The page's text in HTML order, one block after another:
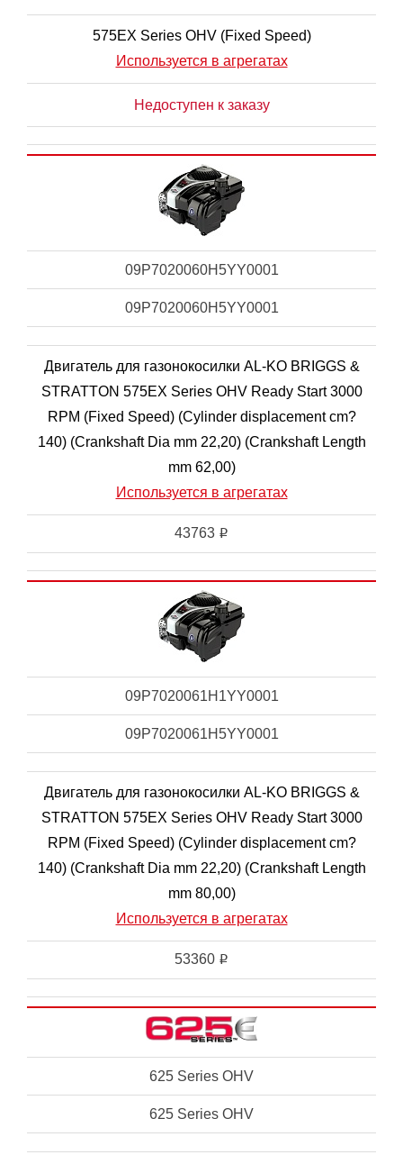
575EX Series OHV (Fixed Speed)
Используется в агрегатах
Недоступен к заказу
09P7020060H5YY0001
09P7020060H5YY0001
Двигатель для газонокосилки AL-KO BRIGGS &
STRATTON 575EX Series OHV Ready Start 3000
RPM (Fixed Speed) (Cylinder displacement cm?
140) (Crankshaft Dia mm 22,20) (Crankshaft Length
mm 62,00)
Используется в агрегатах
43763 i
09P7020061H1YY0001
09P7020061H5YY0001
Двигатель для газонокосилки AL-KO BRIGGS &
STRATTON 575EX Series OHV Ready Start 3000
RPM (Fixed Speed) (Cylinder displacement cm?
140) (Crankshaft Dia mm 22,20) (Crankshaft Length
mm 80,00)
Используется в агрегатах
53360 i
625 Series OHV
625 Series OHV